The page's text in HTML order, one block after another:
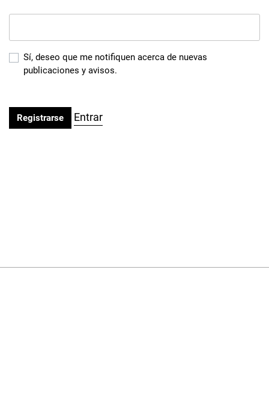
Sí, deseo que me notifiquen acerca de nuevas
publicaciones y avisos.
Registrarse Entrar